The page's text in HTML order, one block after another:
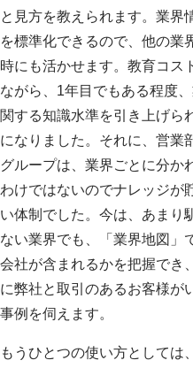
と見方を教えられます。業界
を標準化できるので、他の業
時にも活かせます。教育コス
ながら、1年目でもある程度
関する知識水準を引き上げら
になりました。それに、営業
グループは、業界ごとに分か
わけではないのでナレッジが
い体制でした。今は、あまり
ない業界でも、「業界地図」
会社が含まれるかを把握でき
に弊社と取引のあるお客様が
事例を伺えます。
もうひとつの使い方としては